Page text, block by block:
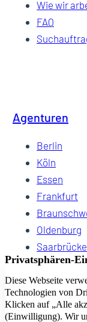
Wie wir
FAQ
Agenturen
Berlin
Köln
Essen
Frankfurt
Oldenburg
Hannover
Dresden
Wuppertal